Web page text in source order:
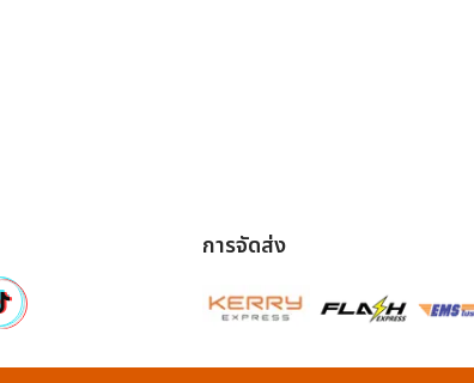
การจัดส่ง